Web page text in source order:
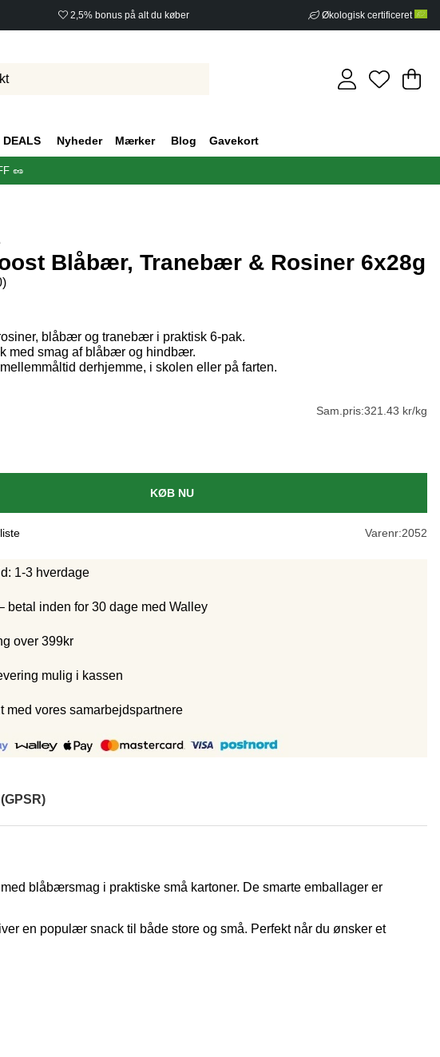
2,5% bonus på alt du køber Økologisk certificeret
.
DEALS Nyheder Mærker Blog Gavekort
🥜
Blåbær, Tranebær & Rosiner 6x28g
0 ud af 5 Antal vurderinger 0
)
blåbær og tranebær i praktisk 6-pak.
med smag af blåbær og hindbær.
derhjemme, i skolen eller på farten.
Sam.pris:321.43 kr/kg
KØB NU
Varenr:2052
1-3 hverdage
betal inden for 30 dage med Walley
over 399kr
mulig i kassen
med vores samarbejdspartnere
blåbærsmag i praktiske små kartoner. De smarte emballager er
en populær snack til både store og små. Perfekt når du ønsker et